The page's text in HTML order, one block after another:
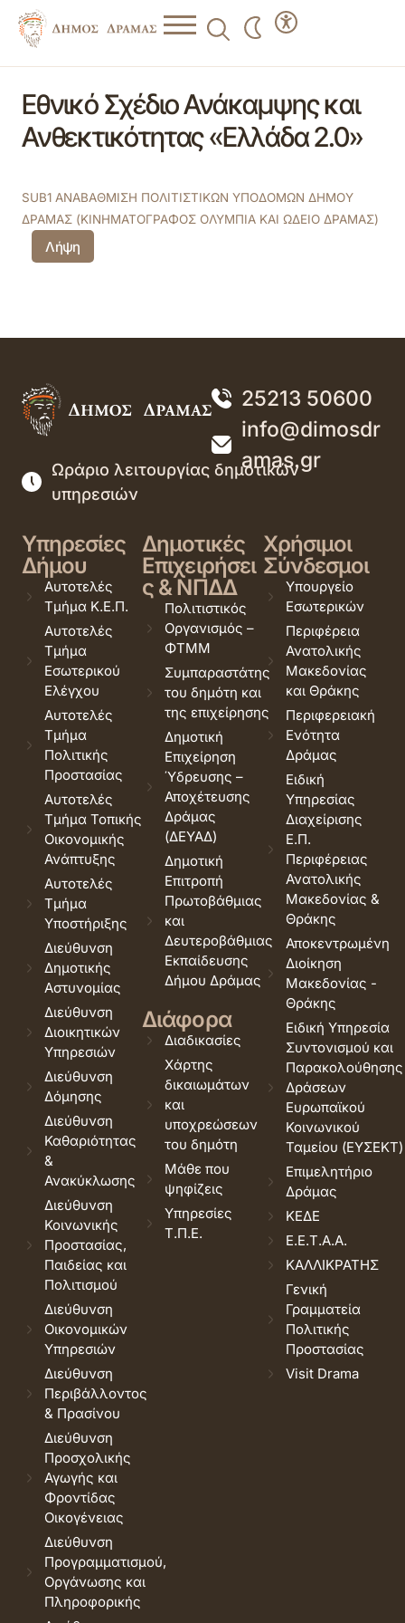
Εθνικό Σχέδιο Ανάκαμψης και
Ανθεκτικότητας «Ελλάδα 2.0»
SUB1 ΑΝΑΒΑΘΜΙΣΗ ΠΟΛΙΤΙΣΤΙΚΩΝ ΥΠΟΔΟΜΩΝ ΔΗΜΟΥ
ΔΡΑΜΑΣ (ΚΙΝΗΜΑΤΟΓΡΑΦΟΣ ΟΛΥΜΠΙΑ ΚΑΙ ΩΔΕΙΟ ΔΡΑΜΑΣ)
Λήψη
25213 50600
info@dimosdr
amas.gr
Ωράριο λειτουργίας δημοτικών
υπηρεσιών
Υπηρεσίες
Δήμου
Αυτοτελές
Τμήμα Κ.Ε.Π.
Αυτοτελές
Τμήμα
Εσωτερικού
Ελέγχου
Αυτοτελές
Τμήμα
Πολιτικής
Προστασίας
Αυτοτελές
Τμήμα Τοπικής
Οικονομικής
Ανάπτυξης
Αυτοτελές
Τμήμα
Υποστήριξης
Διεύθυνση
Δημοτικής
Αστυνομίας
Διεύθυνση
Διοικητικών
Υπηρεσιών
Διεύθυνση
Δόμησης
Διεύθυνση
Καθαριότητας
&
Ανακύκλωσης
Διεύθυνση
Κοινωνικής
Προστασίας,
Παιδείας και
Πολιτισμού
Διεύθυνση
Οικονομικών
Υπηρεσιών
Διεύθυνση
Περιβάλλοντος
& Πρασίνου
Διεύθυνση
Προσχολικής
Αγωγής και
Φροντίδας
Οικογένειας
Διεύθυνση
Προγραμματισμού,
Οργάνωσης και
Πληροφορικής
Δημοτικές
Επιχειρήσει
ς & ΝΠΔΔ
Πολιτιστικός
Οργανισμός –
ΦΤΜΜ
Συμπαραστάτης
του δημότη και
της επιχείρησης
Δημοτική
Επιχείρηση
Ύδρευσης –
Αποχέτευσης
Δράμας
(ΔΕΥΑΔ)
Δημοτική
Επιτροπή
Πρωτοβάθμιας
και
Δευτεροβάθμιας
Εκπαίδευσης
Δήμου Δράμας
Διάφορα
Διαδικασίες
Χάρτης
δικαιωμάτων
και
υποχρεώσεων
του δημότη
Μάθε που
ψηφίζεις
Υπηρεσίες
Τ.Π.Ε.
Χρήσιμοι
Σύνδεσμοι
Υπουργείο
Εσωτερικών
Περιφέρεια
Ανατολικής
Μακεδονίας
και Θράκης
Περιφερειακή
Ενότητα
Δράμας
Ειδική
Υπηρεσίας
Διαχείρισης
Ε.Π.
Περιφέρειας
Ανατολικής
Μακεδονίας &
Θράκης
Αποκεντρωμένη
Διοίκηση
Μακεδονίας -
Θράκης
Ειδική Υπηρεσία
Συντονισμού και
Παρακολούθησης
Δράσεων
Ευρωπαϊκού
Κοινωνικού
Ταμείου (ΕΥΣΕΚΤ)
Επιμελητήριο
Δράμας
ΚΕΔΕ
Ε.Ε.Τ.Α.Α.
ΚΑΛΛΙΚΡΑΤΗΣ
Γενική
Γραμματεία
Πολιτικής
Προστασίας
Visit Drama